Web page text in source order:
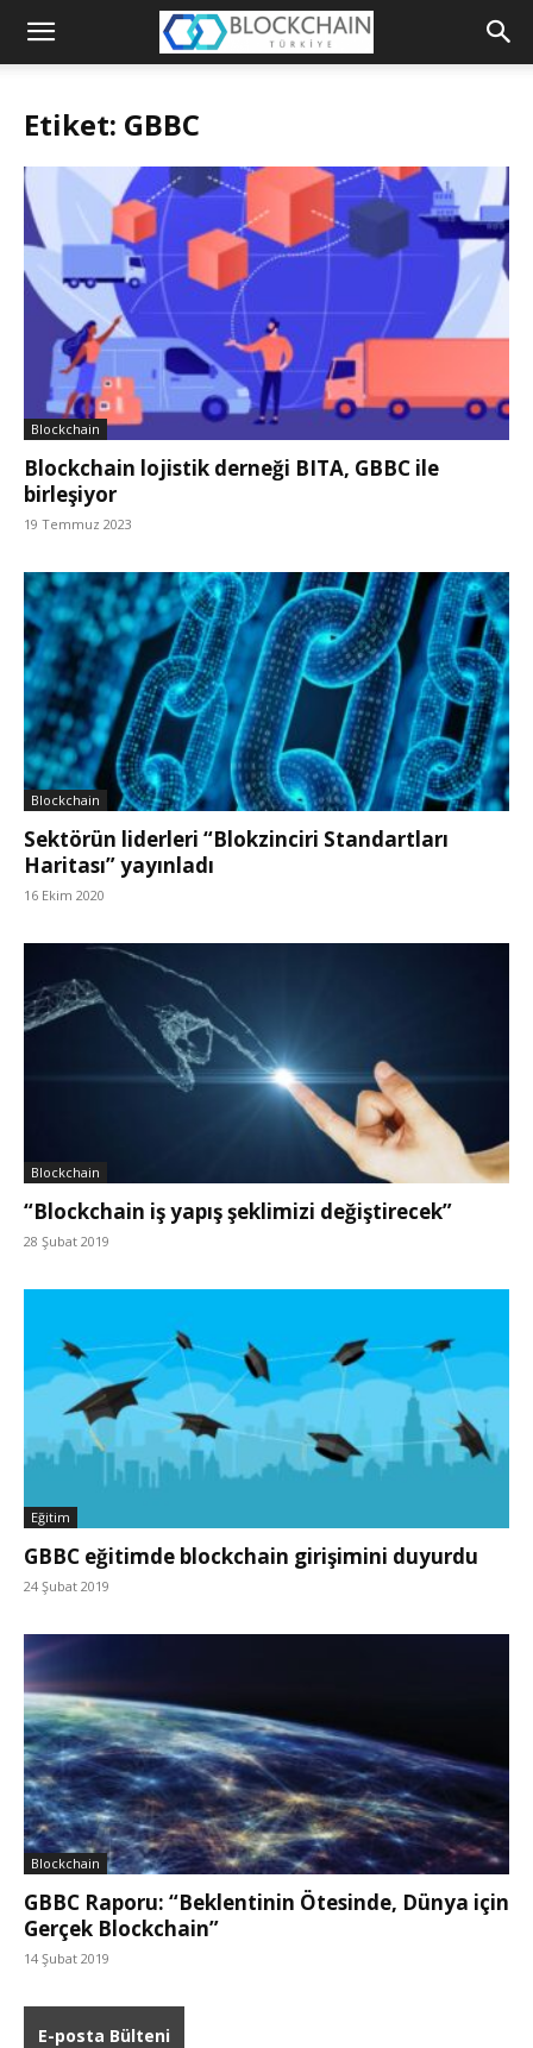
Blockchain
Etiket: GBBC
Blockchain
Blockchain lojistik derneği BITA, GBBC ile
birleşiyor
19 Temmuz 2023
Blockchain
Sektörün liderleri “Blokzinciri Standartları
Haritası” yayınladı
16 Ekim 2020
Blockchain
“Blockchain iş yapış şeklimizi değiştirecek”
28 Şubat 2019
Eğitim
GBBC eğitimde blockchain girişimini duyurdu
24 Şubat 2019
Blockchain
GBBC Raporu: “Beklentinin Ötesinde, Dünya için
Gerçek Blockchain”
14 Şubat 2019
E-posta Bülteni